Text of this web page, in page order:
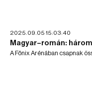
2025.09.05 15:03:40
Magyar–román:
A Főnix Arénában csapnak